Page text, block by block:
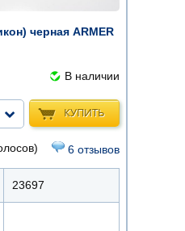
черная ARMER
В наличии
КУПИТЬ
6 отзывов
23697